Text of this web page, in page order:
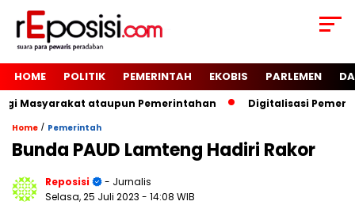
HOME POLITIK PEMERINTAH EKOBIS PARLEMEN
Masyarakat ataupun Pemerintahan Digitalisasi
Home / Pemerintah
Bunda PAUD Lamteng Hadiri Rakor
Reposisi
- Jurnalis
Selasa, 25 Juli 2023 - 14:08 WIB